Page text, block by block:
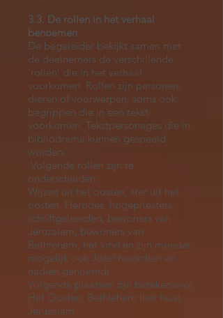
3.3. De rollen in het verhaal
benoemen
De begeleider bekijkt samen met
de deelnemers de verschillende
‘rollen’ die in het verhaal
voorkomen. Rollen zijn personen,
dieren of voorwerpen, soms ook
begrippen die in een tekst
voorkomen. Tekstpersonages die in
bibliodrama kunnen gespeeld
worden.
Volgende rollen zijn te
onderscheiden:
Wijzen uit het oosten, ster uit het
oosten, Herodes, hogepriesters,
schriftgeleerden, bewoners van
Jeruzalem, bewoners van
Bethlehem, het kind en zijn moeder,
mogelijk ook Jozef (voordien en
nadien genoemd)
Volgende plaatsen zijn betekenisvol:
Het Oosten, Bethlehem (het huis),
Jeruzalem